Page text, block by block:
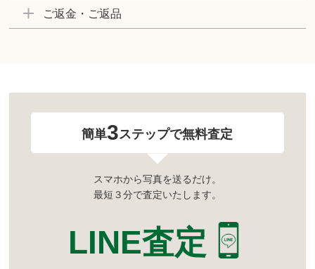
ご返金・ご返品
簡単3ステップで無料査定
スマホから写真を送るだけ。
最短３分で査定いたします。
LINE査定